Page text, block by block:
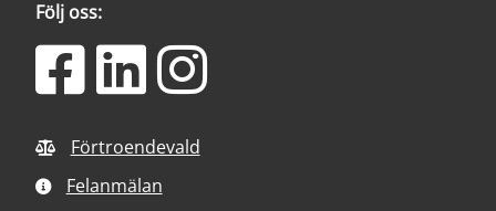
Följ oss:
Förtroendevald
Felanmälan